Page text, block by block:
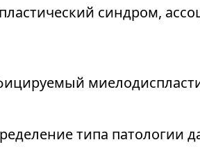
синдром,
типа патологии